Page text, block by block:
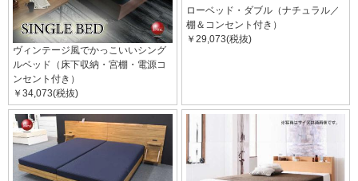
ヴィンテージ風でかっこいいシング
ルベッド（床下収納・宮棚・電源コ
ンセント付き）
￥34,073(税抜)
ローベッド・ダブル（ナチュラル／
棚＆コンセント付き）
￥29,073(税抜)